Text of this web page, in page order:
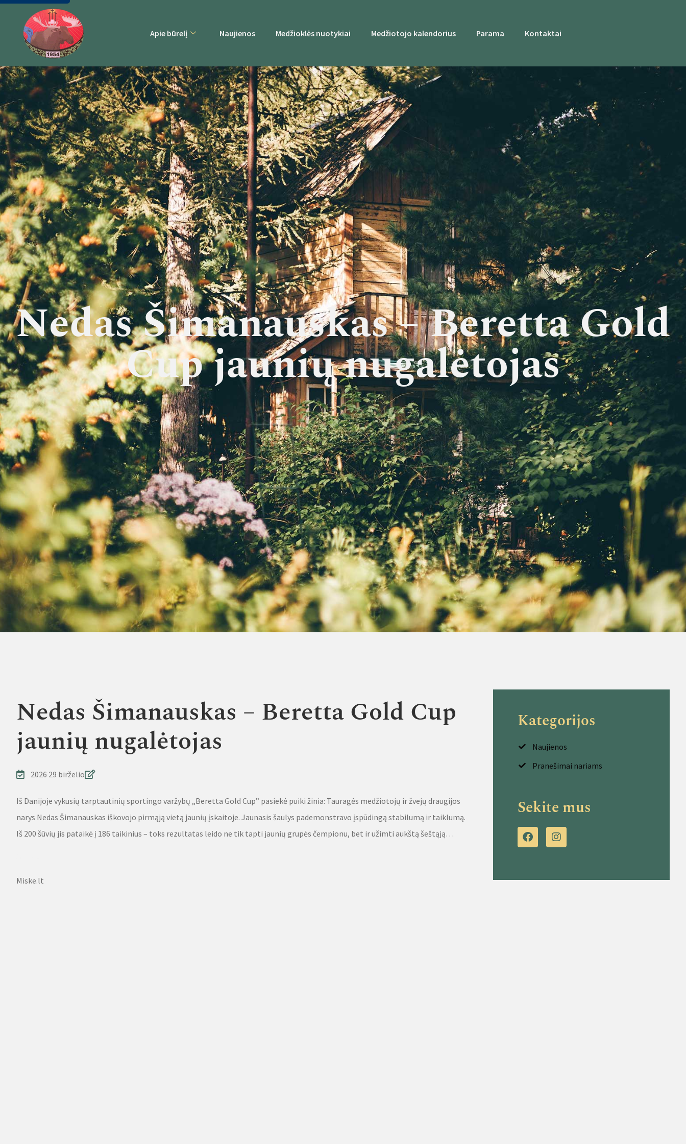
Apie būrelį Naujienos Medžioklės nuotykiai Medžiotojo kalendorius Parama Kontaktai
Nedas Šimanauskas – Beretta Gold
Cup jaunių nugalėtojas
Nedas Šimanauskas – Beretta Gold Cup
jaunių nugalėtojas
2026 29 birželio
Iš Danijoje vykusių tarptautinių sportingo varžybų „Beretta Gold Cup” pasiekė puiki žinia: Tauragės medžiotojų ir žvejų draugijos
narys Nedas Šimanauskas iškovojo pirmąją vietą jaunių įskaitoje. Jaunasis šaulys pademonstravo įspūdingą stabilumą ir taiklumą.
Iš 200 šūvių jis pataikė į 186 taikinius – toks rezultatas leido ne tik tapti jaunių grupės čempionu, bet ir užimti aukštą šeštąją…
Miske.lt
Kategorijos
Naujienos
Pranešimai nariams
Sekite mus